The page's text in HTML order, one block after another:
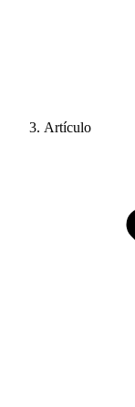
Artículo